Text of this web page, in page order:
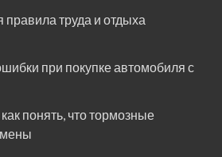
правила труда и отдыха
при покупке автомобиля с
понять, что тормозные